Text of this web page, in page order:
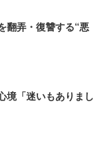
翻弄・復讐する“悪
境「迷いもありまし